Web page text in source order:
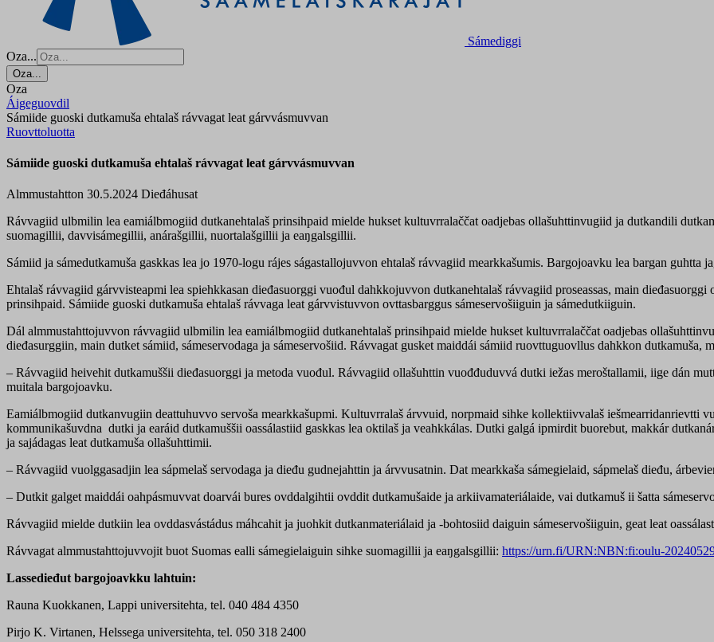
Sámediggi
Oza...
Oza...
Oza
Áigeguovdil
Sámiide guoski dutkamuša ehtalaš rávvagat leat gárvvásmuvvan
Ruovttoluotta
Sámiide guoski dutkamuša ehtalaš rávvagat leat gárvvásmuvvan
Almmustahtton 30.5.2024 Dieđáhusat
Rávvagiid ulbmilin lea eamiálbmogiid dutkanehtalaš prinsihpaid mielde hukset kultuvrralaččat oadjebas ollašuhttinvugiid ja dutkandili
suomagillii, davvisámegillii, anárašgillii, nuortalašgillii ja eaŋgalsgillii.
Sámiid ja sámedutkamuša gaskkas lea jo 1970-logu rájes ságastallojuvvon ehtalaš rávvagiid mearkkašumis. Bargojoavku lea bargan
Ehtalaš rávvagiid gárvvisteapmi lea spiehkkasan dieđasuorggi vuođul dahkkojuvvon dutkanehtalaš rávvagiid proseassas, main dieđasuorggi
prinsihpaid. Sámiide guoski dutkamuša ehtalaš rávvaga leat gárvvistuvvon ovttasbarggus sámeservošiiguin ja sámedutkiiguin.
Dál almmustahttojuvvon rávvagiid ulbmilin lea eamiálbmogiid dutkanehtalaš prinsihpaid mielde hukset kultuvrralaččat oadjebas
dieđasurggiin, main dutket sámiid, sámeservodaga ja sámeservošiid. Rávvagat gusket maiddái sámiid ruovttuguovllus dahkkon dutkamuša,
– Rávvagiid heivehit dutkamuššii dieđasuorggi ja metoda vuođul. Rávvagiid ollašuhttin vuođđuduvvá dutki iežas meroštallamii, iige dán
muitala bargojoavku.
Eamiálbmogiid dutkanvugiin deattuhuvvo servoša mearkkašupmi. Kultuvrralaš árvvuid, norpmaid sihke kollektiivvalaš iešmearridanrievtti
kommunikašuvdna dutki ja earáid dutkamuššii oassálastiid gaskkas lea oktilaš ja veahkkálas. Dutki galgá ipmirdit buorebut, makkár
ja sajádagas leat dutkamuša ollašuhttimii.
– Rávvagiid vuolggasadjin lea sápmelaš servodaga ja dieđu gudnejahttin ja árvvusatnin. Dat mearkkaša sámegielaid, sápmelaš dieđu,
– Dutkit galget maiddái oahpásmuvvat doarvái bures ovddalgihtii ovddit dutkamušaide ja arkiivamateriálaide, vai dutkamuš ii šatta
Rávvagiid mielde dutkiin lea ovddasvástádus máhcahit ja juohkit dutkanmateriálaid ja -bohtosiid daiguin sámeservošiiguin, geat leat
Rávvagat almmustahttojuvvojit buot Suomas ealli sámegielaiguin sihke suomagillii ja eaŋgalsgillii: https://urn.fi/URN:NBN:fi:oulu-
Lassedieđut bargojoavkku lahtuin:
Rauna Kuokkanen, Lappi universitehta, tel. 040 484 4350
Pirjo K. Virtanen, Helssega universitehta, tel. 050 318 2400